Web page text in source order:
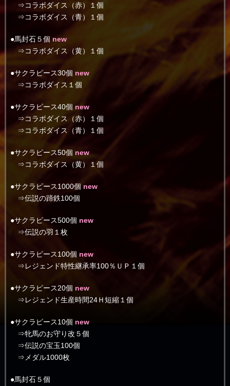
⇒コラボダイス（赤）１個
⇒コラボダイス（青）１個
●馬封石５個 new
⇒コラボダイス（黄）１個
●サクラピース30個 new
⇒コラボダイス１個
●サクラピース40個 new
⇒コラボダイス（赤）１個
⇒コラボダイス（青）１個
●サクラピース50個 new
⇒コラボダイス（黄）１個
●サクラピース1000個 new
⇒伝説の蹄鉄100個
●サクラピース500個 new
⇒伝説の羽１枚
●サクラピース100個 new
⇒レジェンド特性継承率100％ＵＰ１個
●サクラピース20個 new
⇒レジェンド生産時間24Ｈ短縮１個
●サクラピース10個 new
⇒牝馬のお守り改５個
⇒伝説の宝玉100個
⇒メダル1000枚
●馬封石５個